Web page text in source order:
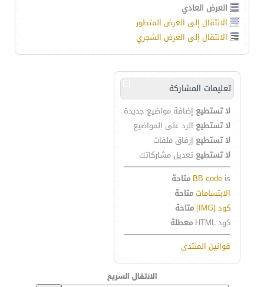
العرض العادي
الانتقال إلى العرض المتطور
الانتقال إلى العرض الشجري
تعليمات المشاركة
لا تستطيع إضافة مواضيع جديدة
لا تستطيع الرد على المواضيع
لا تستطيع إرفاق ملفات
لا تستطيع تعديل مشاركاتك
BB code is
متاحة
الابتساماتمتاحة
كود [IMG]
متاحة
كود HTML
معطلة
قوانين المنتدى
الانتقال السريع